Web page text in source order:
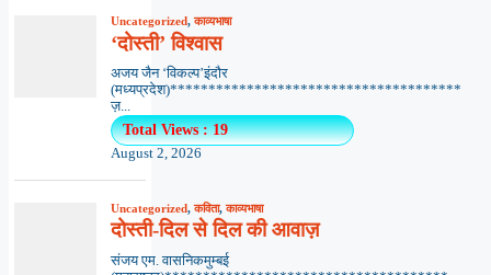
Uncategorized,काव्यभाषा
‘दोस्ती’ विश्वास
अजय जैन ‘विकल्प’इंदौर
(मध्यप्रदेश)**************************************
ज़...
Total Views : 19
August 2, 2026
Uncategorized,कविता,काव्यभाषा
दोस्ती-दिल से दिल की आवाज़
संजय एम. वासनिकमुम्बई